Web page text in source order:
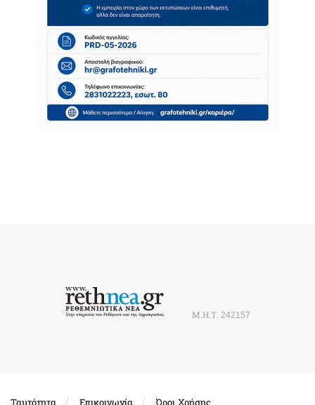
Μ.Η.Τ. 242157
Ταυτότητα Επικοινωνία Όροι Χρήσης